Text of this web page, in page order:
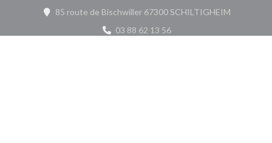
85 route de Bischwiller 67300 SCHILTIGHEIM
03 88 62 13 56